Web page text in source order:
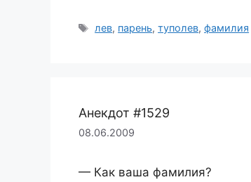
Метки
лев, парень,туполев,фамилия
Анекдот #1529
08.06.2009
— Как ваша фамилия?